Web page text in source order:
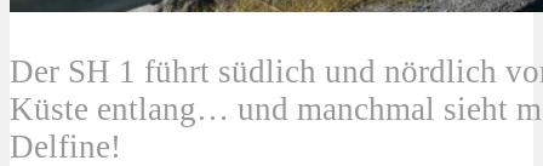
Der SH 1 führt südlich und nördlich
Küste entlang… und manchmal sieht
Delfine!